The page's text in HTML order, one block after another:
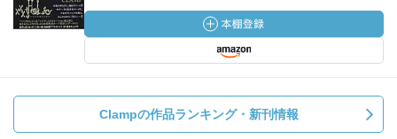
Clampの作品ランキング・新刊情報